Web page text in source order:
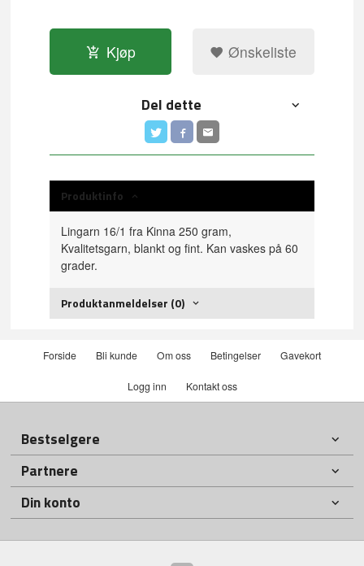
Kjøp Ønskeliste
Del dette
Produktinfo
Lingarn 16/1 fra Kinna 250 gram,
Kvalitetsgarn, blankt og fint. Kan vaskes på 60
grader.
Produktanmeldelser (0)
Forside Bli kunde Om oss Betingelser Gavekort
Logg inn Kontakt oss
Bestselgere
Partnere
Din konto